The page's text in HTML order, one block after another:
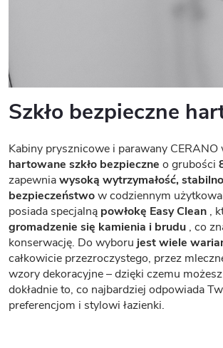
Szkło bezpieczne
Kabiny prysznicowe i parawany
hartowane szkło bezpieczne o grubości
zapewniawysoką wytrzymałość,
bezpieczeństwow codziennym
posiada specjalną powłokę Easy Clean ,
gromadzenie się kamienia i brudu , co
konserwację. Do wyboru jest wiele
całkowicie przezroczystego, przez
wzory dekoracyjne – dzięki czemu
dokładnie to, co najbardziej odpowiada
preferencjom i stylowi łazienki.